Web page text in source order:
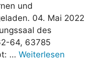
und
04. Mai 2022
des
64, 63785
… Weiterlesen